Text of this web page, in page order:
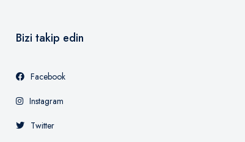
Bizi takip edin
Facebook
Instagram
Twitter